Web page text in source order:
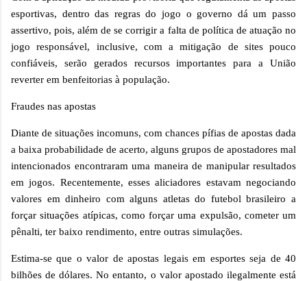
esportivas, dentro das regras do jogo o governo dá um passo
assertivo, pois, além de se corrigir a falta de política de atuação no
jogo responsável, inclusive, com a mitigação de sites pouco
confiáveis, serão gerados recursos importantes para a União
reverter em benfeitorias à população.
Fraudes nas apostas
Diante de situações incomuns, com chances pífias de apostas dada
a baixa probabilidade de acerto, alguns grupos de apostadores mal
intencionados encontraram uma maneira de manipular resultados
em jogos. Recentemente, esses aliciadores estavam negociando
valores em dinheiro com alguns atletas do futebol brasileiro a
forçar situações atípicas, como forçar uma expulsão, cometer um
pênalti, ter baixo rendimento, entre outras simulações.
Estima-se que o valor de apostas legais em esportes seja de 40
bilhões de dólares. No entanto, o valor apostado ilegalmente está